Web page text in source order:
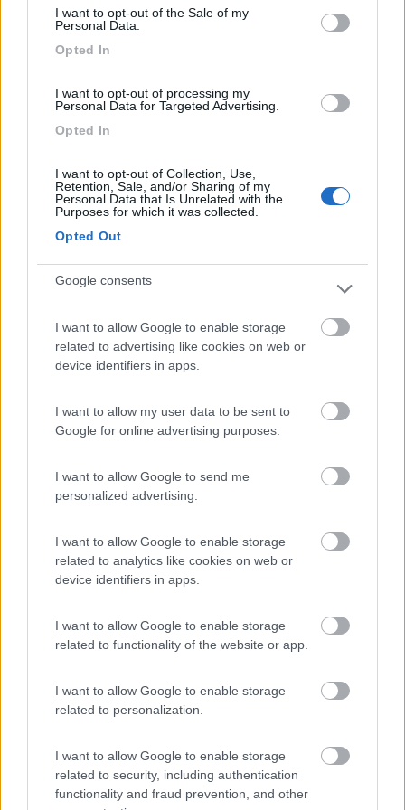
I want to opt-out of the Sale of my
Personal Data.
Opted In
I want to opt-out of processing my
Personal Data for Targeted Advertising.
Opted In
I want to opt-out of Collection, Use,
Retention, Sale, and/or Sharing of my
Personal Data that Is Unrelated with the
Purposes for which it was collected.
Opted Out
Google consents
I want to allow Google to enable storage
related to advertising like cookies on web or
device identifiers in apps.
I want to allow my user data to be sent to
Google for online advertising purposes.
I want to allow Google to send me
personalized advertising.
I want to allow Google to enable storage
related to analytics like cookies on web or
device identifiers in apps.
I want to allow Google to enable storage
related to functionality of the website or app.
I want to allow Google to enable storage
related to personalization.
I want to allow Google to enable storage
related to security, including authentication
functionality and fraud prevention, and other
Va detto che ne esistono di diversi tipi, anche da tetto, ma non
Modificato da nanonet il 01/09/2020 alle 09:20:59
pinotto
Inserito il08/11/2020 alle:08:32:37
In risposta al messaggio dizorro1977del31/08/2020
Giusto per completare il la discussione, il fakra azzurro è proprio
l'antenna Dab+ è bastato aggiungere un adattatore Fakra maschio >smb
femmina Personalmente poi ho levato il leggio superiore e l'ho smontato
buongiorno,di che anno è il mezzo ? perchè stò installando su
ducato 2016 un autoradio doppio din e questo cavetto verde
microfono dal vassoio del leggio ti sarei grato se potresti
pubblicare una foto.
Lebowski
1641
In risposta al messaggio di zorro1977 31/08/2020 07:13:42
Giusto per completare il la discussione, il fakra azzurro è proprio